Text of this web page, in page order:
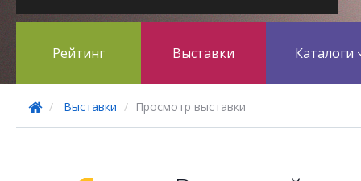
Рейтинг Выставки Каталоги
Выставки Просмотр выставки